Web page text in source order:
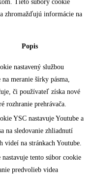
Tieto súbory cookie
zhromažďujú informácie na
Popis
nastavený službou
na meranie šírky pásma,
či používateľ získa nové
rozhranie prehrávača.
YSC nastavuje Youtube a
na sledovanie zhliadnutí
videí na stránkach Youtube.
nastavuje tento súbor cookie
predvolieb videa